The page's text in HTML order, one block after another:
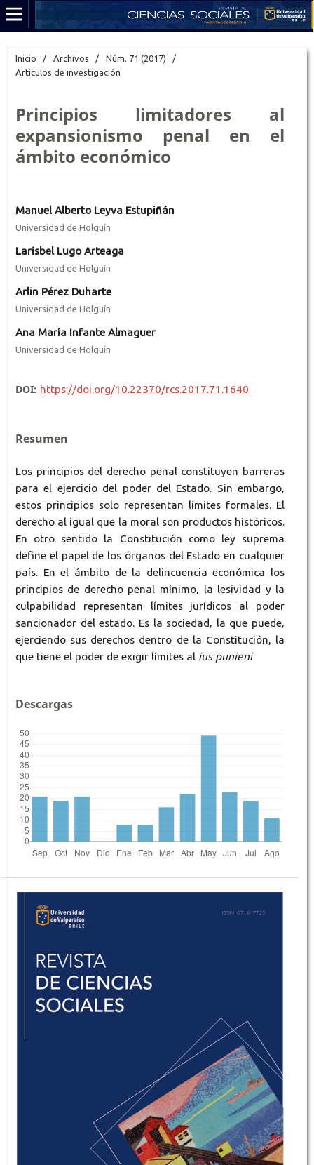
Inicio / Archivos / Núm. 71 (2017)
/
Artículos de investigación
Principios limitadores al
expansionismo penal en el
ámbito económico
Manuel Alberto Leyva Estupiñán
Universidad de Holguín
Larisbel Lugo Arteaga
Universidad de Holguín
Arlin Pérez Duharte
Universidad de Holguín
Ana María Infante Almaguer
Universidad de Holguín
DOI: https://doi.org/10.22370/rcs.2017.71.1640
Resumen
Los principios del derecho penal constituyen barreras
para el ejercicio del poder del Estado. Sin embargo,
estos principios solo representan límites formales. El
derecho al igual que la moral son productos históricos.
En otro sentido la Constitución como ley suprema
define el papel de los órganos del Estado en cualquier
país. En el ámbito de la delincuencia económica los
principios de derecho penal mínimo, la lesividad y la
culpabilidad representan límites jurídicos al poder
sancionador del estado. Es la sociedad, la que puede,
ejerciendo sus derechos dentro de la Constitución, la
que tiene el poder de exigir límites al ius punieni
Descargas